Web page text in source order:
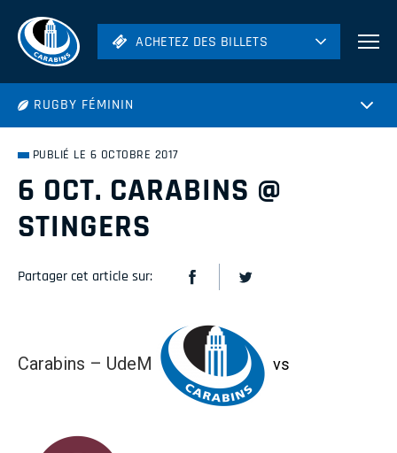
ACHETEZ DES BILLETS
Hockey
ACHETEZ DES BILLETS
RUGBY FÉMININ
PUBLIÉ LE 6 OCTOBRE 2017
6 OCT. CARABINS @
STINGERS
Partager cet article sur:
Carabins – UdeM vs